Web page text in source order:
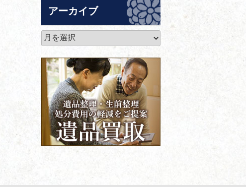
アーカイブ
ア
ー
カ
イ
ブ